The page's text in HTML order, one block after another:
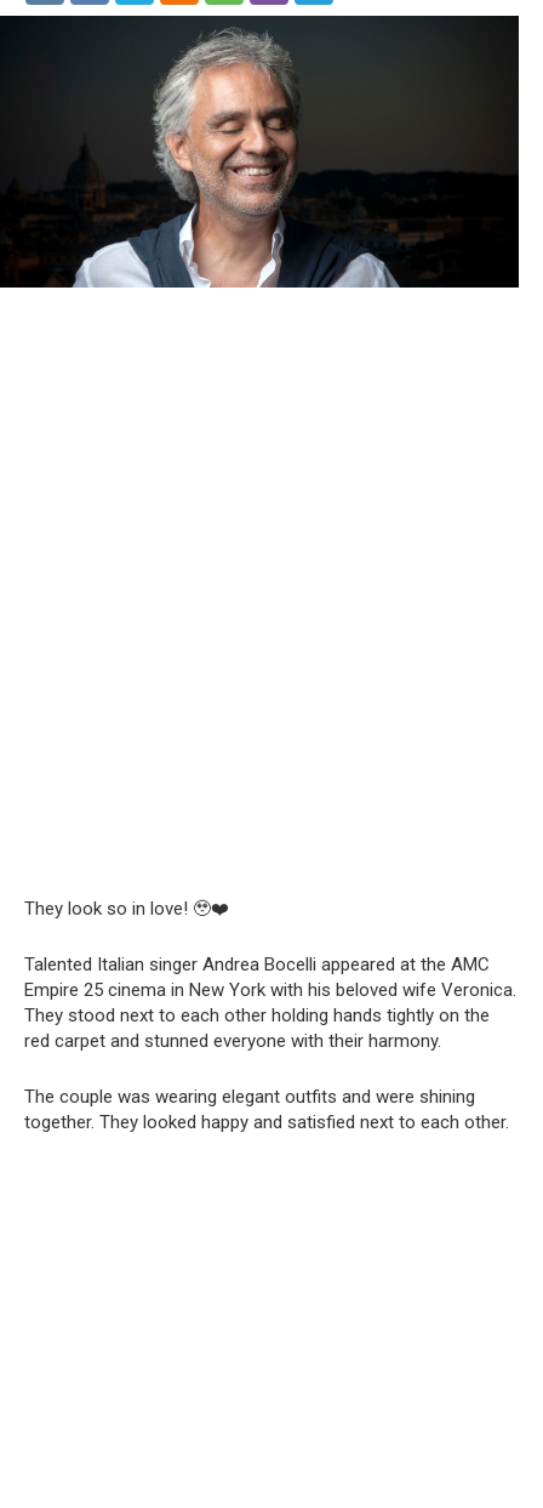
They look so in love! 🥹❤️
Talented Italian singer Andrea Bocelli appeared at the AMC
Empire 25 cinema in New York with his beloved wife Veronica.
They stood next to each other holding hands tightly on the
red carpet and stunned everyone with their harmony.
The couple was wearing elegant outfits and were shining
together. They looked happy and satisfied next to each other.